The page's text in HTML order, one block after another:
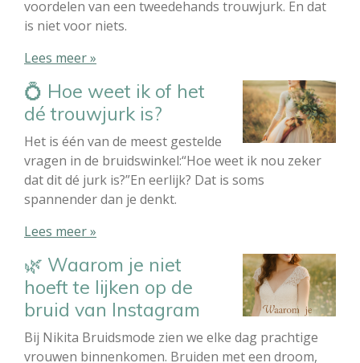
voordelen van een tweedehands trouwjurk. En dat
is niet voor niets.
Lees meer »
💍 Hoe weet ik of het
dé trouwjurk is?
Het is één van de meest gestelde
vragen in de bruidswinkel:“Hoe weet ik nou zeker
dat dit dé jurk is?”En eerlijk? Dat is soms
spannender dan je denkt.
Lees meer »
🌿 Waarom je niet
hoeft te lijken op de
bruid van Instagram
Bij Nikita Bruidsmode zien we elke dag prachtige
vrouwen binnenkomen. Bruiden met een droom,